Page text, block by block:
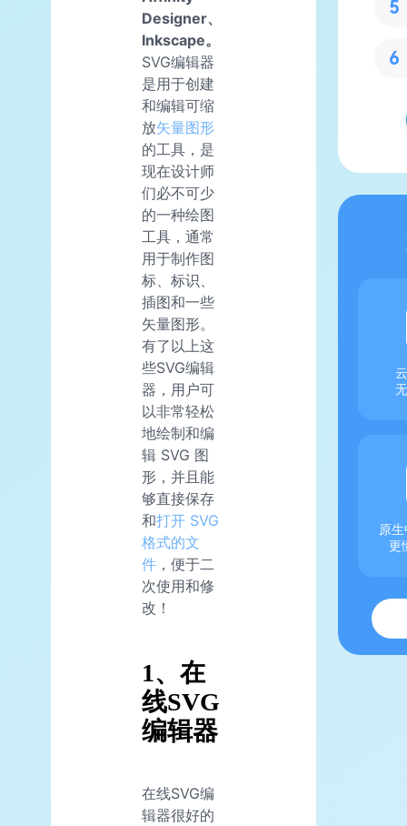
Designer、
Inkscape。
SVG编辑器
是用于创建
和编辑可缩
放矢量图形
的工具，是
现在设计师
们必不可少
的一种绘图
工具，通常
用于制作图
标、标识、
插图和一些
矢量图形。
有了以上这
些SVG编辑
器，用户可
以非常轻松
地绘制和编
辑 SVG 图
形，并且能
够直接保存
和打开 SVG
格式的文
件 ，便于二
次使用和修
改！
1、在
线SVG
编辑器
在线SVG编
辑器很好的
原生
更